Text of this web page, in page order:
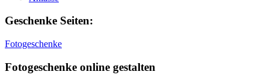
Geschenke Seiten:
Fotogeschenke
Fotogeschenke online gestalten